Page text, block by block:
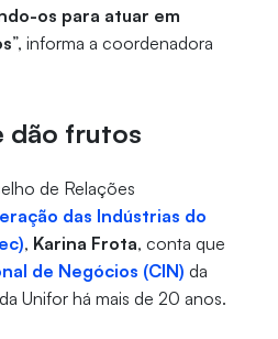
os para atuar em
”, informa a coordenadora
dão frutos
de Relações
das Indústrias do
, Karina Frota, conta que
de Negócios (CIN) da
Unifor há mais de 20 anos.